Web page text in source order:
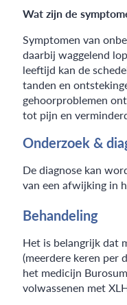
Wat zijn de
Symptomen van
daarbij waggelend
leeftijd kan de
tanden en
gehoorproblemen
tot pijn en
Onderzoek &
De diagnose kan
van een afwijking in
Behandeling
Het is belangrijk dat
(meerdere keren per
het medicijn
volwassenen met